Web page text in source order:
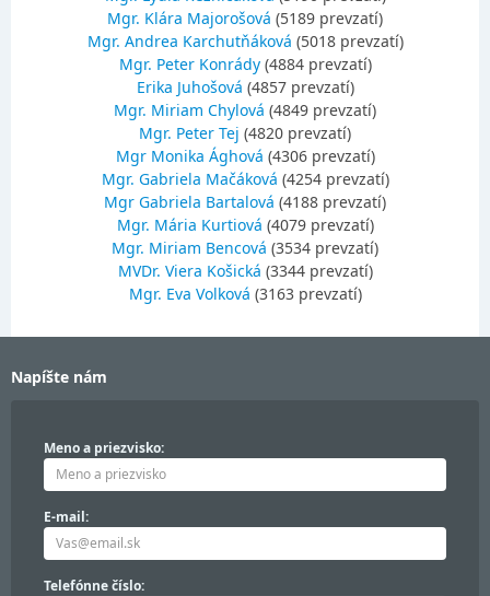
Mgr. Klára Majorošová (5189 prevzatí)
Mgr. Andrea Karchutňáková (5018 prevzatí)
Mgr. Peter Konrády(4884 prevzatí)
Erika Juhošová (4857 prevzatí)
Mgr. Miriam Chylová (4849 prevzatí)
Mgr. Peter Tej (4820 prevzatí)
Mgr Monika Ághová (4306 prevzatí)
Mgr. Gabriela Mačáková (4254 prevzatí)
Mgr Gabriela Bartalová (4188 prevzatí)
Mgr. Mária Kurtiová (4079 prevzatí)
Mgr. Miriam Bencová (3534 prevzatí)
MVDr. Viera Košická (3344 prevzatí)
Mgr. Eva Volková (3163 prevzatí)
Napíšte nám
Meno a priezvisko:
E-mail:
Telefónne číslo: